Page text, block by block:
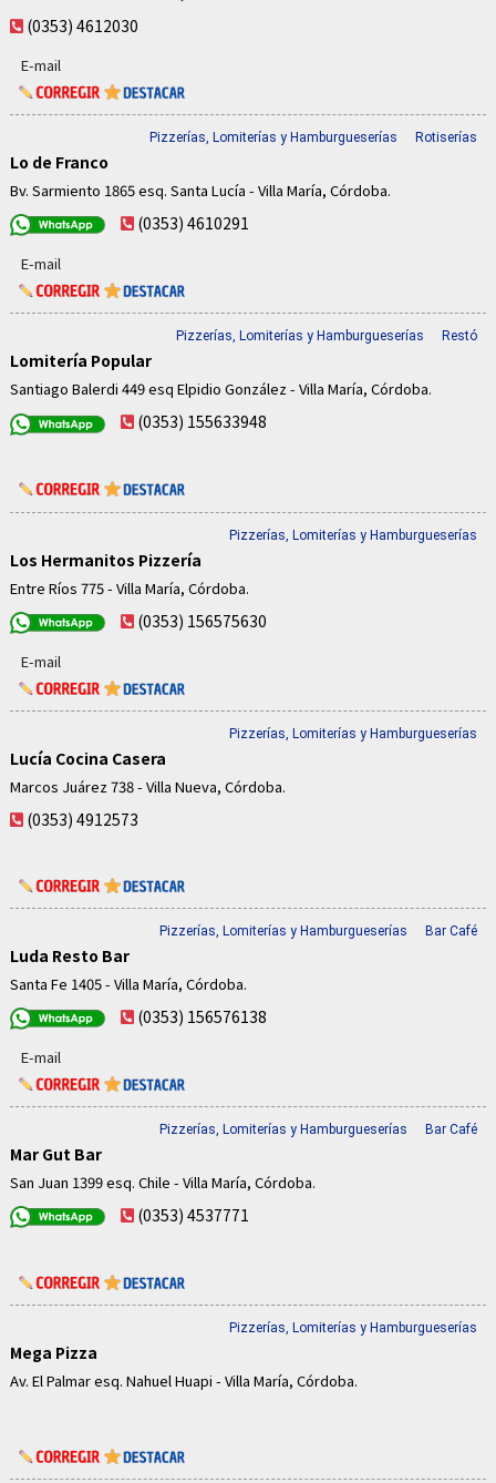
(0353) 4612030
E-mail
Pizzerías, Lomiterías y Hamburgueserías Rotiserías
Lo de Franco
Bv. Sarmiento 1865 esq. Santa Lucía - Villa María, Córdoba.
(0353) 4610291
E-mail
Pizzerías, Lomiterías y Hamburgueserías Restó
Lomitería Popular
Santiago Balerdi 449 esq Elpidio González - Villa María, Córdoba.
(0353) 155633948
Pizzerías, Lomiterías y Hamburgueserías
Los Hermanitos Pizzería
Entre Ríos 775 - Villa María, Córdoba.
(0353) 156575630
E-mail
Pizzerías, Lomiterías y Hamburgueserías
Lucía Cocina Casera
Marcos Juárez 738 - Villa Nueva, Córdoba.
(0353) 4912573
Pizzerías, Lomiterías y Hamburgueserías Bar Café
Luda Resto Bar
Santa Fe 1405 - Villa María, Córdoba.
(0353) 156576138
E-mail
Pizzerías, Lomiterías y Hamburgueserías Bar Café
Mar Gut Bar
San Juan 1399 esq. Chile - Villa María, Córdoba.
(0353) 4537771
Pizzerías, Lomiterías y Hamburgueserías
Mega Pizza
Av. El Palmar esq. Nahuel Huapi - Villa María, Córdoba.